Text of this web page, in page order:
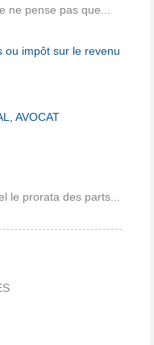
ne pense pas que...
ou impôt sur le revenu
AVOCAT
le prorata des parts...